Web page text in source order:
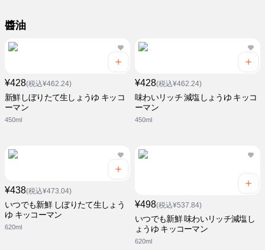
醬油
¥428(税込¥462.24)
新鮮しぼりたて生しょうゆ キッコ
ーマン
450ml
¥428(税込¥462.24)
味わいリッチ 減塩しょうゆ キッコ
ーマン
450ml
¥438(税込¥473.04)
いつでも新鮮 しぼりたて生しょう
ゆ キッコーマン
620ml
¥498(税込¥537.84)
いつでも新鮮 味わいリッチ減塩し
ょうゆ キッコーマン
620ml